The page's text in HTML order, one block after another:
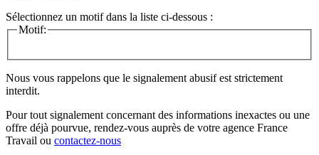
Sélectionnez un motif dans la liste ci-dessous :
Motif:
Nous vous rappelons que le signalement abusif est strictement
interdit.
Pour tout signalement concernant des informations inexactes ou une
offre déjà pourvue, rendez-vous auprès de votre agence France
Travail ou contactez-nous